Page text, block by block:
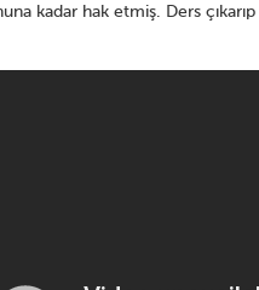
kadar hak etmiş. Ders